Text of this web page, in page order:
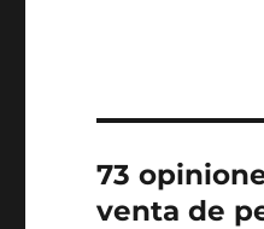
73
venta de